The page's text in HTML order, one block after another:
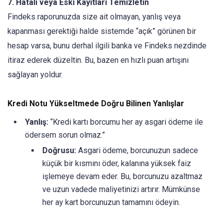
7. Hatalı veya Eski Kayıtları Temizletin
Findeks raporunuzda size ait olmayan, yanlış veya
kapanması gerektiği halde sistemde “açık” görünen bir
hesap varsa, bunu derhal ilgili banka ve Findeks nezdinde
itiraz ederek düzeltin. Bu, bazen en hızlı puan artışını
sağlayan yoldur.
Kredi Notu Yükseltmede Doğru Bilinen Yanlışlar
Yanlış: “Kredi kartı borcumu her ay asgari ödeme ile
ödersem sorun olmaz.”
Doğrusu: Asgari ödeme, borcunuzun sadece
küçük bir kısmını öder, kalanına yüksek faiz
işlemeye devam eder. Bu, borcunuzu azaltmaz
ve uzun vadede maliyetinizi artırır. Mümkünse
her ay kart borcunuzun tamamını ödeyin.